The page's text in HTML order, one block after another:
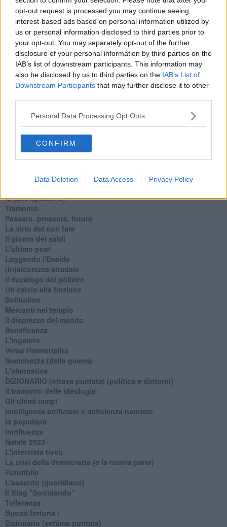
opt-out request is processed you may continue seeing
interest-based ads based on personal information utilized by
us or personal information disclosed to third parties prior to
your opt-out. You may separately opt-out of the further
disclosure of your personal information by third parties on the
IAB’s list of downstream participants. This information may
also be disclosed by us to third parties on the IAB’s List of
Downstream Participants that may further disclose it to other
Personal Data Processing Opt Outs
CONFIRM
Data Deletion Data Access Privacy Policy
La repressione sessuale per sentito dire
Diseducazione televisiva e inerzia della politica
Foto storica
Esequie solenni
Nostalgia del sangue blu
Teste calde
Non avere e non essere
Armiamoci e... avviatevi
Da Capodanno a Carnevale
Fine anno al ristorante
La festa di Capodanno
Natale 2024
Re e regnanti
A noi interessa il dito non la luna
Una performance
​Io (allo specchio)
Tramonto
Passato, presente, futuro
La virtù del non fare
Il giorno dei saldi
L'ultimo post
Leggendo l'Eneide
​(In)sicurezza stradale
Il decalogo del politico
Un calcio alla finzione
Solitudine
Mercanti nel tempio
Il disprezzo del mondo
Beneficenza
L'inganno
Verso l'immortalità
Stanchezza (della guerra)
L'alternativa
​DIZIONARIO (ottava puntata) (politica e dintorni)
Il tramonto delle ideologie
Gli ultimi tempi
Intelligenza artificiale e deficienza naturale
Io populista
Ininfluenza
Natale 2023
L'intervista tivvù
La crisi della democrazia (e la nostra parte)
Futuribile
L'assurdo (quotidiano)
Il Blog "Sorridendo"
Tolleranza
Buona fortuna !
​Dizionario (settima puntata)